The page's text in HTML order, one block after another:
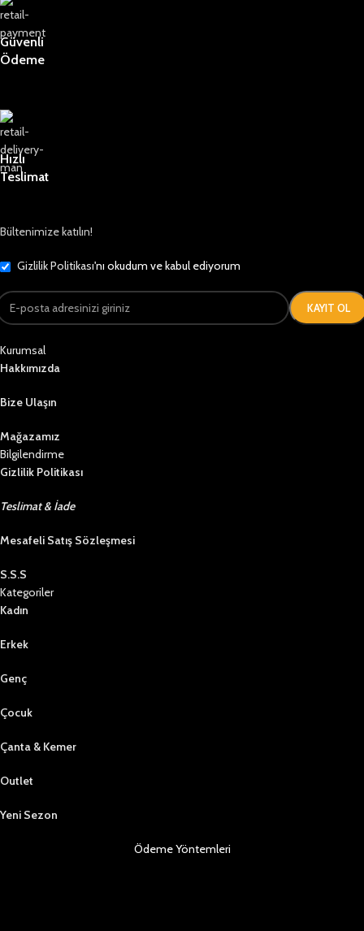
Güvenli
Ödeme
Hızlı
Teslimat
Bültenimize katılın!
Gizlilik Politikası'nı okudum ve kabul ediyorum
Kurumsal
Hakkımızda
Bize Ulaşın
Mağazamız
Bilgilendirme
Gizlilik Politikası
Teslimat & İade
Mesafeli Satış Sözleşmesi
S.S.S
Kategoriler
Kadın
Erkek
Genç
Çocuk
Çanta & Kemer
Outlet
Yeni Sezon
Ödeme Yöntemleri